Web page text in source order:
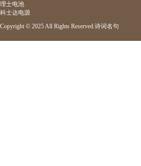
理士电池
科士达电源
Copyright © 2025 All Rights Reserved.诗词名句